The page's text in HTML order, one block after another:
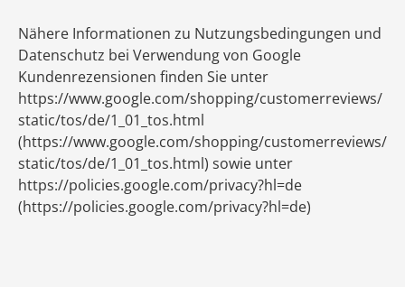
Nähere Informationen zu Nutzungsbedingungen und
Datenschutz bei Verwendung von Google
Kundenrezensionen finden Sie unter
https://www.google.com/shopping/customerreviews/
static/tos/de/1_01_tos.html
(https://www.google.com/shopping/customerreviews/
static/tos/de/1_01_tos.html) sowie unter
https://policies.google.com/privacy?hl=de
(https://policies.google.com/privacy?hl=de)